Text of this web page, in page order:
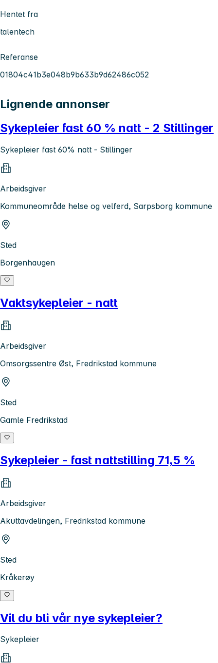
Hentet fra
talentech
Referanse
01804c41b3e048b9b633b9d62486c052
Lignende annonser
Sykepleier fast 60 % natt - 2 Stillinger
Sykepleier fast 60% natt - Stillinger
Arbeidsgiver
Kommuneområde helse og velferd, Sarpsborg kommune
Sted
Borgenhaugen
Vaktsykepleier - natt
Arbeidsgiver
Omsorgssentre Øst, Fredrikstad kommune
Sted
Gamle Fredrikstad
Sykepleier - fast nattstilling 71,5 %
Arbeidsgiver
Akuttavdelingen, Fredrikstad kommune
Sted
Kråkerøy
Vil du bli vår nye sykepleier?
Sykepleier